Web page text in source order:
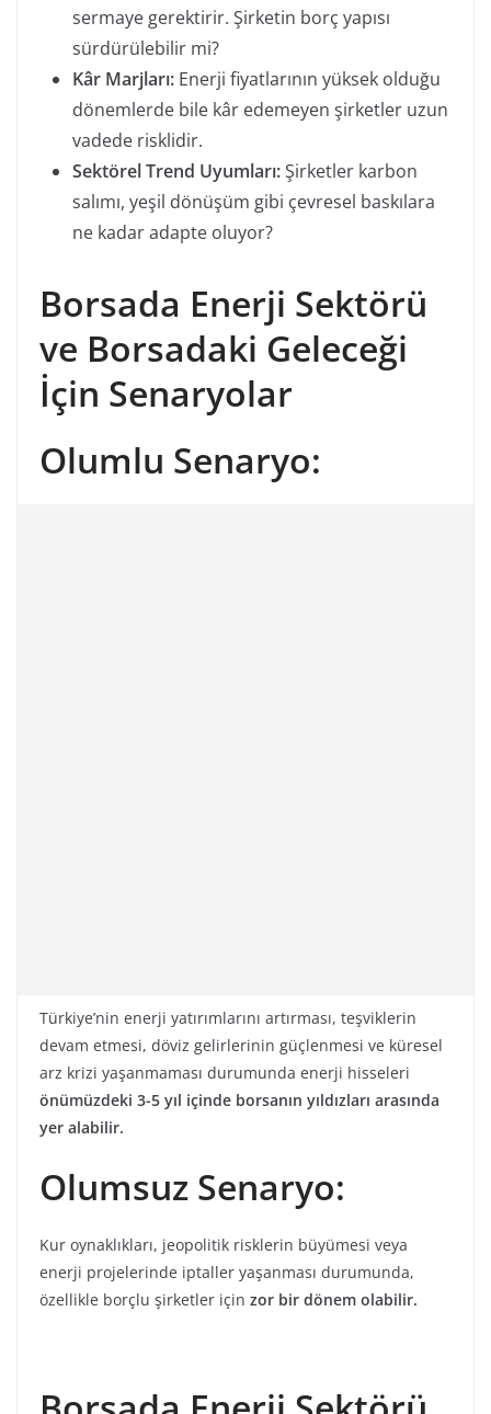
sermaye gerektirir. Şirketin borç yapısı
sürdürülebilir mi?
Kâr Marjları: Enerji fiyatlarının yüksek olduğu
dönemlerde bile kâr edemeyen şirketler uzun
vadede risklidir.
Sektörel Trend Uyumları:Şirketler karbon
salımı, yeşil dönüşüm gibi çevresel baskılara
ne kadar adapte oluyor?
Borsada Enerji Sektörü
ve Borsadaki Geleceği
İçin Senaryolar
Olumlu Senaryo:
Türkiye’nin enerji yatırımlarını artırması, teşviklerin
devam etmesi, döviz gelirlerinin güçlenmesi ve küresel
arz krizi yaşanmaması durumunda enerji hisseleri
önümüzdeki 3-5 yıl içinde borsanın yıldızları arasında
yer alabilir.
Olumsuz Senaryo:
Kur oynaklıkları, jeopolitik risklerin büyümesi veya
enerji projelerinde iptaller yaşanması durumunda,
özellikle borçlu şirketler için zor bir dönem olabilir.